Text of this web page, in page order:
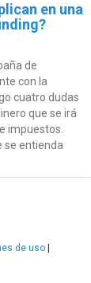
en una
de
con la
cuatro dudas
que se irá
impuestos.
se entienda
de uso